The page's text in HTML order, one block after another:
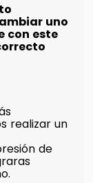
uno
con este
realizar un
de